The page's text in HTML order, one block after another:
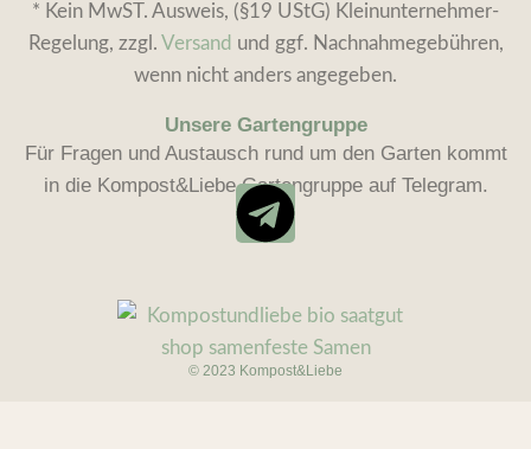
* Kein MwST. Ausweis, (§19 UStG) Kleinunternehmer-
Regelung, zzgl. Versand und ggf. Nachnahmegebühren,
wenn nicht anders angegeben.
Unsere Gartengruppe
Für Fragen und Austausch rund um den Garten kommt
in die Kompost&Liebe Gartengruppe auf Telegram.
© 2023 Kompost&Liebe